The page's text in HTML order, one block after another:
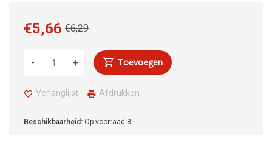
€6,29
€5,66
+
- Toevoegen
Verlanglijst Afdrukken
Beschikbaarheid: Op voorraad 8